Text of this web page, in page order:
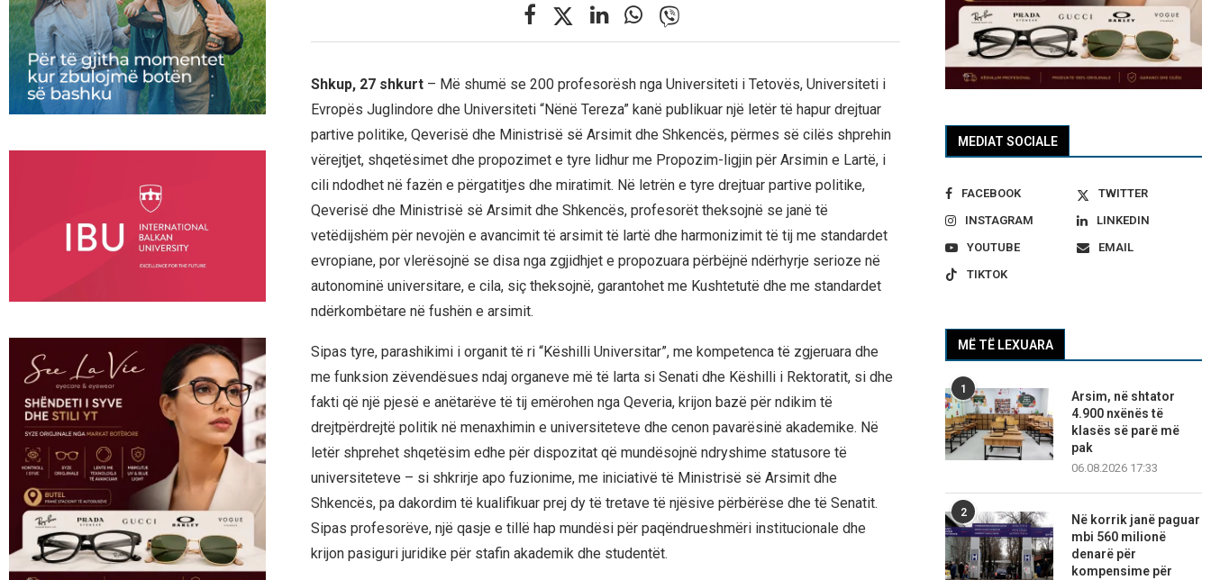
Shkup, 27 shkurt – Më shumë se 200 profesorësh nga Universiteti i Tetovës, Universiteti i
Evropës Juglindore dhe Universiteti “Nënë Tereza” kanë publikuar një letër të hapur drejtuar
partive politike, Qeverisë dhe Ministrisë së Arsimit dhe Shkencës, përmes së cilës shprehin
vërejtjet, shqetësimet dhe propozimet e tyre lidhur me Propozim-ligjin për Arsimin e Lartë, i
cili ndodhet në fazën e përgatitjes dhe miratimit. Në letrën e tyre drejtuar partive politike,
Qeverisë dhe Ministrisë së Arsimit dhe Shkencës, profesorët theksojnë se janë të
vetëdijshëm për nevojën e avancimit të arsimit të lartë dhe harmonizimit të tij me standardet
evropiane, por vlerësojnë se disa nga zgjidhjet e propozuara përbëjnë ndërhyrje serioze në
autonominë universitare, e cila, siç theksojnë, garantohet me Kushtetutë dhe me standardet
ndërkombëtare në fushën e arsimit.
Sipas tyre, parashikimi i organit të ri “Këshilli Universitar”, me kompetenca të zgjeruara dhe
me funksion zëvendësues ndaj organeve më të larta si Senati dhe Këshilli i Rektoratit, si dhe
fakti që një pjesë e anëtarëve të tij emërohen nga Qeveria, krijon bazë për ndikim të
drejtpërdrejtë politik në menaxhimin e universiteteve dhe cenon pavarësinë akademike. Në
letër shprehet shqetësim edhe për dispozitat që mundësojnë ndryshime statusore të
universiteteve – si shkrirje apo fuzionime, me iniciativë të Ministrisë së Arsimit dhe
Shkencës, pa dakordim të kualifikuar prej dy të tretave të njësive përbërëse dhe të Senatit.
Sipas profesorëve, një qasje e tillë hap mundësi për paqëndrueshmëri institucionale dhe
krijon pasiguri juridike për stafin akademik dhe studentët.
MEDIAT SOCIALE
FACEBOOK
TWITTER
INSTAGRAM
LINKEDIN
YOUTUBE
EMAIL
TIKTOK
MË TË LEXUARA
1
Arsim, në shtator
4.900 nxënës të
klasës së parë më
pak
06.08.2026 17:33
2
Në korrik janë paguar
mbi 560 milionë
denarë për
kompensime për